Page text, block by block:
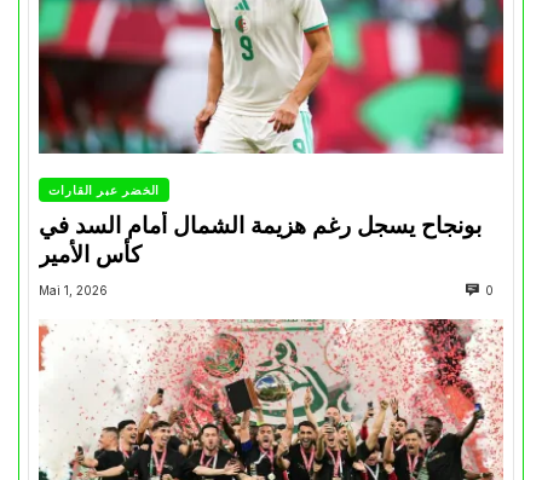
الخضر عبر القارات
بونجاح يسجل رغم هزيمة الشمال أمام السد في
كأس الأمير
Mai 1, 2026 0